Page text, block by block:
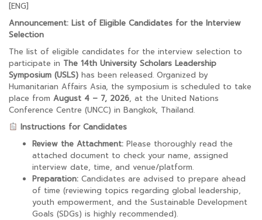
[ENG]
Announcement: List of Eligible Candidates for the Interview
Selection
The list of eligible candidates for the interview selection to
participate in The 14th University Scholars Leadership
Symposium (USLS) has been released. Organized by
Humanitarian Affairs Asia, the symposium is scheduled to take
place from August 4 – 7, 2026, at the United Nations
Conference Centre (UNCC) in Bangkok, Thailand.
Instructions for Candidates
Review the Attachment: Please thoroughly read the
attached document to check your name, assigned
interview date, time, and venue/platform.
Preparation: Candidates are advised to prepare ahead
of time (reviewing topics regarding global leadership,
youth empowerment, and the Sustainable Development
Goals (SDGs) is highly recommended).